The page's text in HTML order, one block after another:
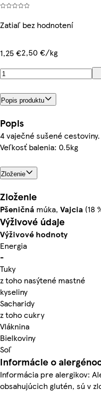
Zatiaľ bez hodnotení
1,25 €2,50 €/kg
Popis produktu
Popis
4 vaječné sušené cestoviny.
Veľkosť balenia: 0.5kg
Zloženie
Zloženie
Pšeničná múka, Vajcia (18
Výživové údaje
Výživové hodnoty
Energia
-
Tuky
z toho nasýtené mastné
kyseliny
Sacharidy
z toho cukry
Vláknina
Bielkoviny
Soľ
Informácie o
Informácia pre alergikov:
obsahujúcich glutén, sú v